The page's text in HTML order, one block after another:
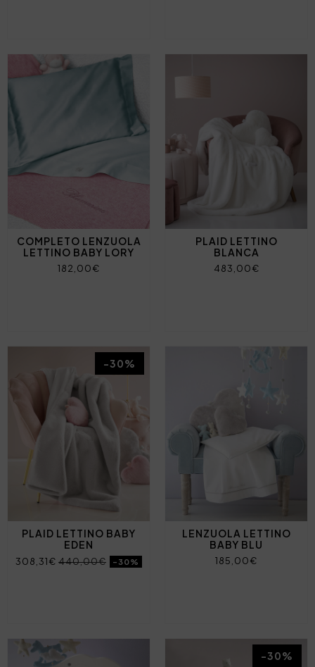
COMPLETO LENZUOLA
LETTINO BABY LORY
182,00€
PLAID LETTINO
BLANCA
483,00€
PLAID LETTINO BABY
EDEN
308,31€ 440,00€ -30%
-30%
LENZUOLA LETTINO
BABY BLU
185,00€
-30%